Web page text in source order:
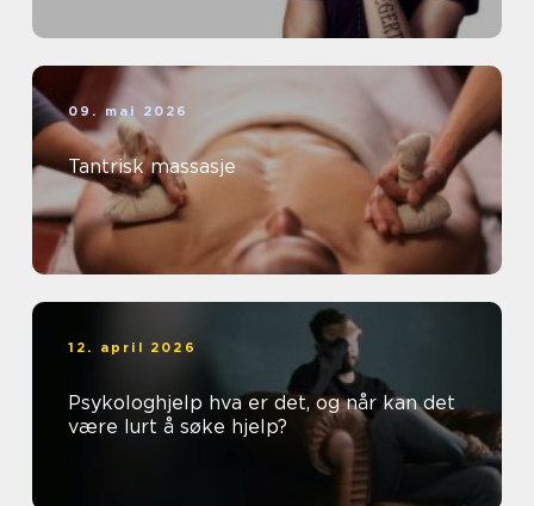
09. mai 2026
Tantrisk massasje
12. april 2026
Psykologhjelp hva er det, og når kan det
være lurt å søke hjelp?